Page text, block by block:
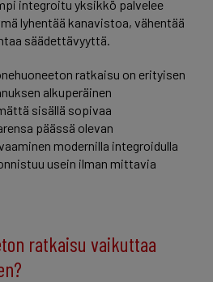
integroitu yksikkö palvelee
lyhentää kanavistoa, vähentää
säädettävyyttä.
ratkaisu on erityisen
alkuperäinen
sisällä sopivaa
päässä olevan
modernilla integroidulla
usein ilman mittavia
ratkaisu vaikuttaa